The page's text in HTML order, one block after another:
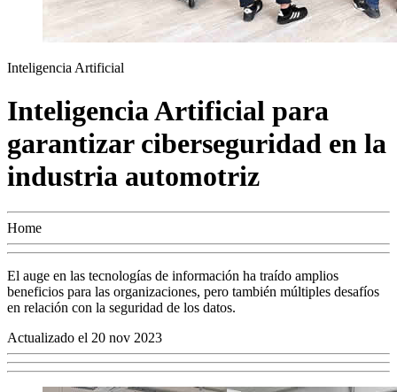
Inteligencia Artificial
Inteligencia Artificial para
garantizar ciberseguridad en la
industria automotriz
Home
El auge en las tecnologías de información ha traído amplios
beneficios para las organizaciones, pero también múltiples desafíos
en relación con la seguridad de los datos.
Actualizado el 20 nov 2023